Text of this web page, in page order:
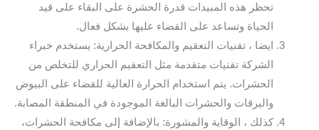
تحظر هذه المبيدات قدرة الحشرة على البقاء على قيد
الحياة وتساعد على القضاء عليها بشكل فعال.
ايضا ، تقنيات التعقيم والمكافحة الحرارية: يستخدم خبراء
الشركة تقنيات متقدمة مثل التعقيم الحراري للتخلص من
الحشرات. يتم استخدام الحرارة العالية للقضاء على البيوض
واليرقات والحشرات البالغة الموجودة في المنطقة المصابة.
كذلك ، الوقاية والمشورة: بالإضافة إلى مكافحة الحشرات،